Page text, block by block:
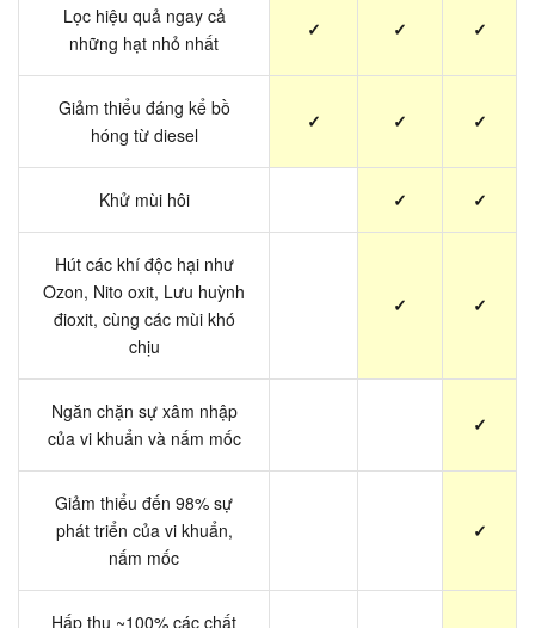
Lọc hiệu quả ngay cả
những hạt nhỏ nhất
✓ ✓ ✓
Giảm thiểu đáng kể bồ
hóng từ diesel
✓ ✓ ✓
Khử mùi hôi ✓ ✓
Hút các khí độc hại như
Ozon, Nito oxit, Lưu huỳnh
đioxit, cùng các mùi khó
chịu
✓ ✓
Ngăn chặn sự xâm nhập
của vi khuẩn và nấm mốc
✓
Giảm thiểu đến 98% sự
phát triển của vi khuẩn,
nấm mốc
✓
Hấp thụ ~100% các chất